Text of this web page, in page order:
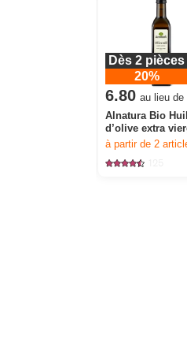
Dès 2 pièces
20%
6.80 au lieu de
Alnatura Bio
d’olive extra
à partir de 2